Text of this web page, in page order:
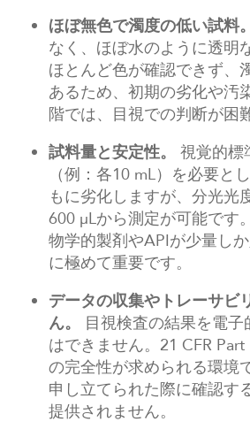
ほぼ無色で濁度の低い試料。
なく、ほぼ水のように透明
ほとんど色が確認できず、
あるため、初期の劣化や汚
階では、目視での判断が困
試料量と安定性。
視覚的標
（例：各10 mL）を必要と
もに劣化しますが、分光光
600 µLから測定が可能です
物学的製剤やAPIが少量し
に極めて重要です。
データの収集やトレーサビ
ん。
目視検査の結果を電子
はできません。21 CFR
の完全性が求められる環境
申し立てられた際に確認す
提供されません。